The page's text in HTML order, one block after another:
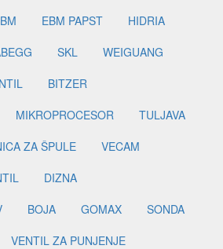
EBM PAPST
HIDRIA
SKL
WEIGUANG
BITZER
MIKROPROCESOR
TULJAVA
ZA ŠPULE
VECAM
DIZNA
BOJA GOMAX
SONDA
VENTIL ZA PUNJENJE